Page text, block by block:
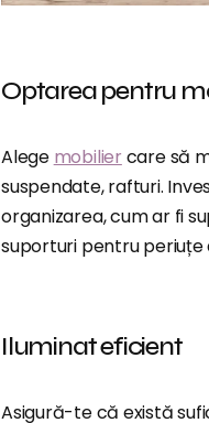
Optarea pentru
Alege mobilier care să
suspendate, rafturi.
organizarea, cum ar fi
suporturi pentru periuțe
Iluminat eficient
Asigură-te că există